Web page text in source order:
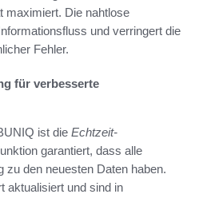
maximiert. Die nahtlose
und verringert die
Fehler.
für verbesserte
ist die Echtzeit-
garantiert, dass alle
zu den neuesten Daten haben.
aktualisiert und sind in